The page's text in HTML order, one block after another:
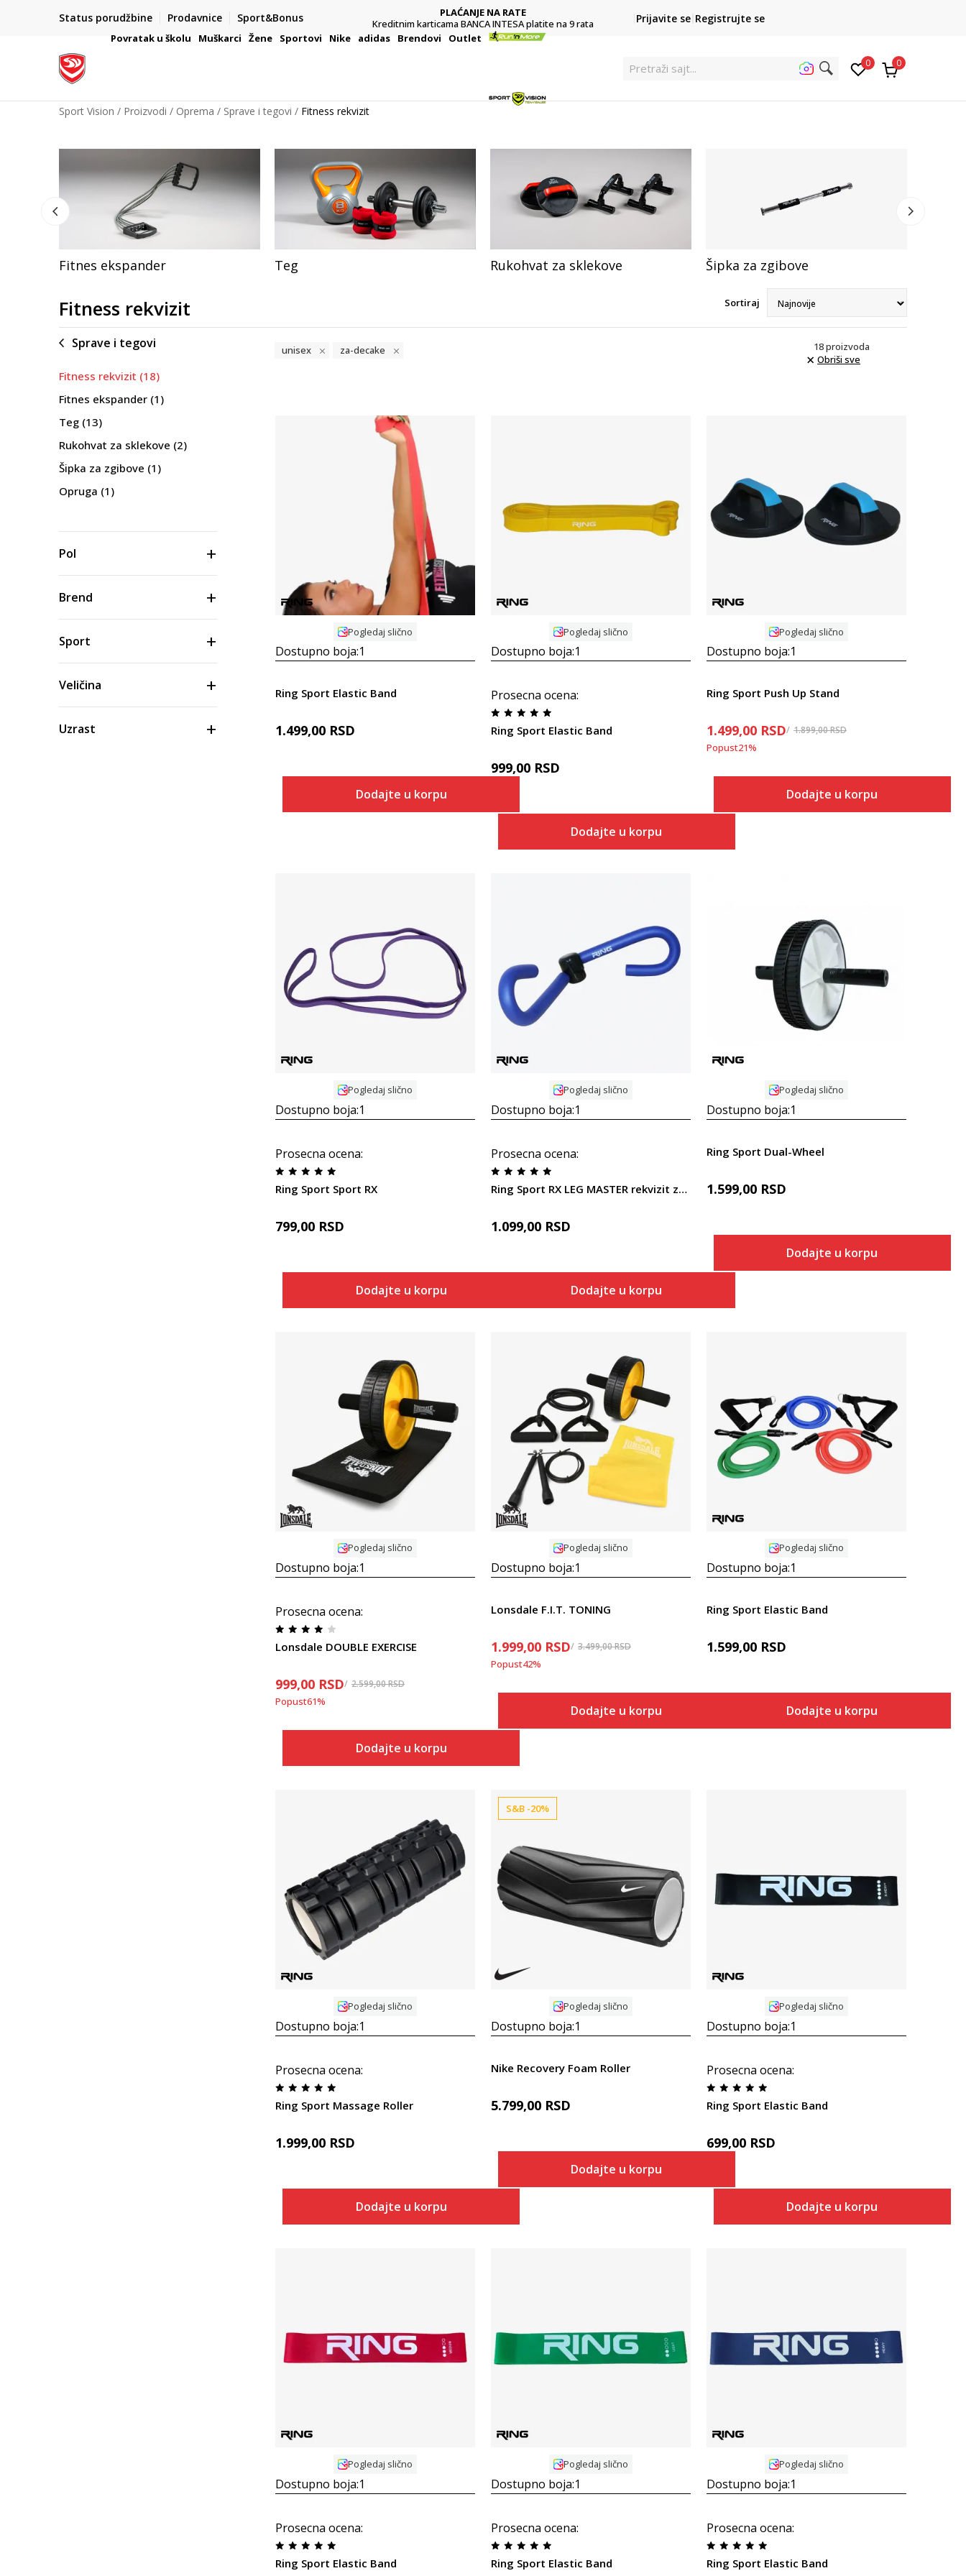
Status porudžbine Prodavnice Sport&Bonus
VAŽNO OBAVEŠTENJE ZA POTROŠAČE
PLAĆANJE NA RATE
Kreditnim karticama BANCA INTESA platite na 9 rata
POZOVITE NAS
011 422 1422
Prijavite se Registrujte se
Povratak u školu Muškarci Žene Sportovi Nike adidas Brendovi Outlet
Pretraž 0 0
Sport Vision Proizvodi Oprema Sprave i tegovi Fitness rekvizit
Fitnes ekspander Teg Rukohvat za sklekove Šipka za zgibove
Fitness rekvizit Sortiraj
Sprave i tegovi
Fitness rekvizit (18)
Fitnes ekspander (1)
Teg (13)
Rukohvat za sklekove (2)
Šipka za zgibove (1)
Opruga (1)
Pol
Brend
Sport
Veličina
Uzrast
unisex za-decake 18proizvoda
Obriši sve
Uporedi
Pogledaj slično
Dostupno boja:1
Ring Sport Elastic Band
1.499,00 RSD
Dodajte u korpu
Uporedi
Pogledaj slično
Dostupno boja:1
Prosecna ocena:
Ring Sport Elastic Band
999,00 RSD
Dodajte u korpu
Uporedi
Pogledaj slično
Dostupno boja:1
Ring Sport Push Up Stand
1.499,00 RSD 1.899,00RSD
Popust21%
Dodajte u korpu
Uporedi
Pogledaj slično
Dostupno boja:1
Prosecna ocena:
Ring Sport Sport RX
799,00 RSD
Dodajte u korpu
Uporedi
Pogledaj slično
Dostupno boja:1
Prosecna ocena:
Ring Sport RX LEG MASTER rekvizit za noge
1.099,00 RSD
Dodajte u korpu
Uporedi
Pogledaj slično
Dostupno boja:1
Ring Sport Dual-Wheel
1.599,00 RSD
Dodajte u korpu
Uporedi
Pogledaj slično
Dostupno boja:1
Prosecna ocena:
Lonsdale DOUBLE EXERCISE
999,00 RSD 2.599,00RSD
Popust61%
Dodajte u korpu
Uporedi
Pogledaj slično
Dostupno boja:1
Lonsdale F.I.T. TONING
1.999,00 RSD 3.499,00RSD
Popust42%
Dodajte u korpu
Uporedi
Pogledaj slično
Dostupno boja:1
Ring Sport Elastic Band
1.599,00 RSD
Dodajte u korpu
Uporedi
Pogledaj slično
Dostupno boja:1
Prosecna ocena:
Ring Sport Massage Roller
1.999,00 RSD
Dodajte u korpu
Uporedi
S&B -20%
Pogledaj slično
Dostupno boja:1
Nike Recovery Foam Roller
5.799,00 RSD
Dodajte u korpu
Uporedi
Pogledaj slično
Dostupno boja:1
Prosecna ocena:
Ring Sport Elastic Band
699,00 RSD
Dodajte u korpu
Uporedi
Pogledaj slično
Dostupno boja:1
Prosecna ocena:
Ring Sport Elastic Band
Uporedi
Pogledaj slično
Dostupno boja:1
Prosecna ocena:
Ring Sport Elastic Band
Uporedi
Pogledaj slično
Dostupno boja:1
Prosecna ocena:
Ring Sport Elastic Band